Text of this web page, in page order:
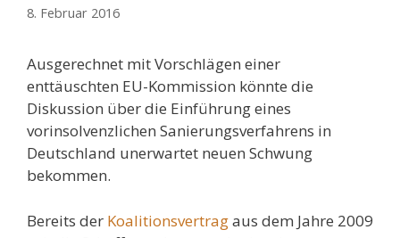
8. Februar 2016
Ausgerechnet mit Vorschlägen einer
enttäuschten EU-Kommission könnte die
Diskussion über die Einführung eines
vorinsolvenzlichen Sanierungsverfahrens in
Deutschland unerwartet neuen Schwung
bekommen.
Bereits der Koalitionsvertragaus dem Jahre 2009